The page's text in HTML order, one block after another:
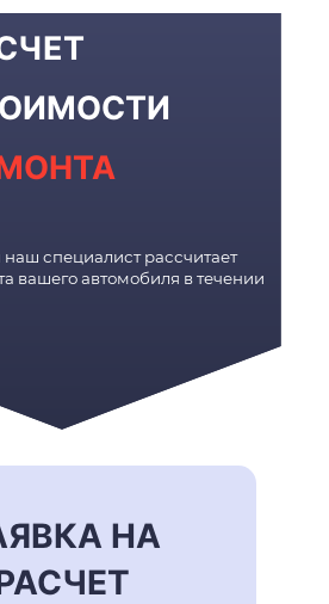
наш специалист рассчитает
вашего автомобиля в течении
НА